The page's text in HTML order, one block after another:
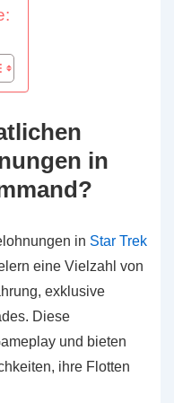
in
in Star Trek
eine Vielzahl von
exklusive
Diese
und bieten
ihre Flotten